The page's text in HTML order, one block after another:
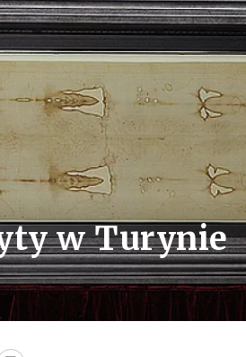
w Turynie